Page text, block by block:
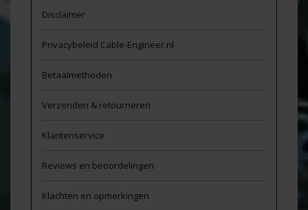
Disclaimer
Privacybeleid Cable-Engineer.nl
Betaalmethoden
Verzenden & retourneren
Klantenservice
Reviews en beoordelingen
Klachten en opmerkingen